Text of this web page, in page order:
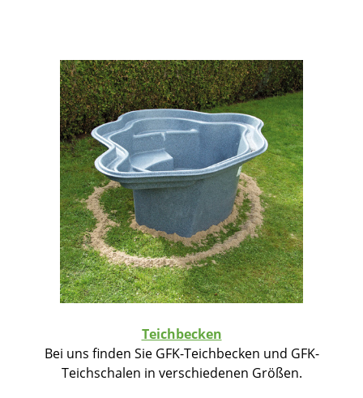
Teichbecken
Bei uns finden Sie GFK-Teichbecken und GFK-
Teichschalen in verschiedenen Größen.